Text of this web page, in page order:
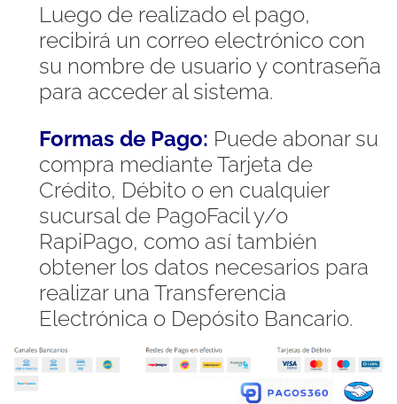
Luego de realizado el pago,
recibirá un correo electrónico con
su nombre de usuario y contraseña
para acceder al sistema.
Formas de Pago: Puede abonar su
compra mediante Tarjeta de
Crédito, Débito o en cualquier
sucursal de PagoFacil y/o
RapiPago, como así también
obtener los datos necesarios para
realizar una Transferencia
Electrónica o Depósito Bancario.